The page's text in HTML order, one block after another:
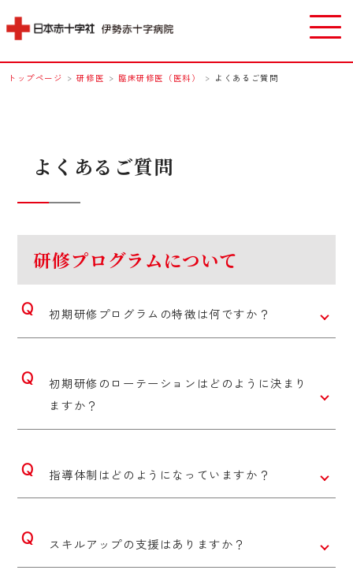
トップページ >研修医 > 臨床研修医（医科） > よくあるご質問
よくあるご質問
研修プログラムについて
初期研修プログラムの特徴は何ですか？
初期研修のローテーションはどのように決まり
ますか？
指導体制はどのようになっていますか？
スキルアップの支援はありますか？